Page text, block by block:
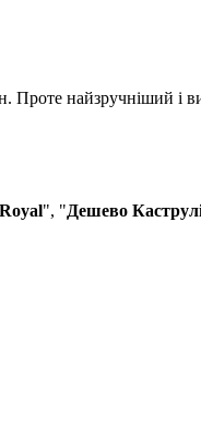
найзручніший і
", "Дешево